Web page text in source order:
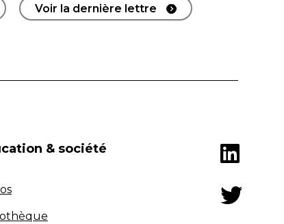
Voir la dernière lettre
& société